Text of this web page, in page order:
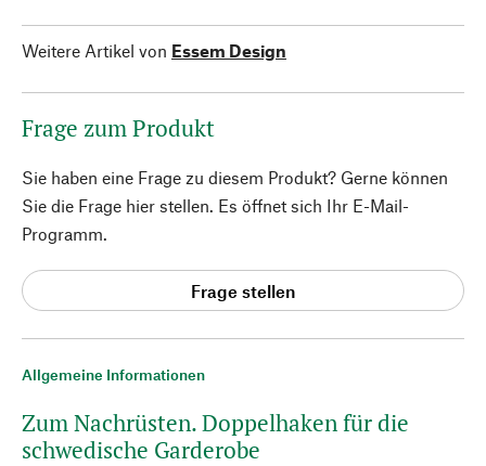
Allgemeine Informationen
Zum Nachrüsten. Doppelhaken für die
schwedische Garderobe
Weitere Artikel von Essem Design
Frage zum Produkt
Sie haben eine Frage zu diesem Produkt? Gerne können
Sie die Frage hier stellen. Es öffnet sich Ihr E-Mail-
Programm.
Frage stellen